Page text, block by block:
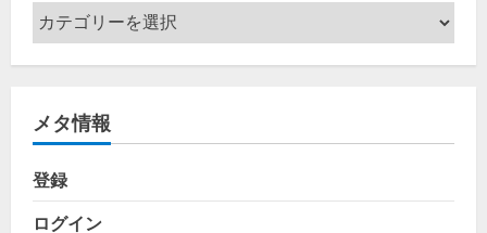
カ
テ
ゴ
ー
メタ情報
登録
ログイン